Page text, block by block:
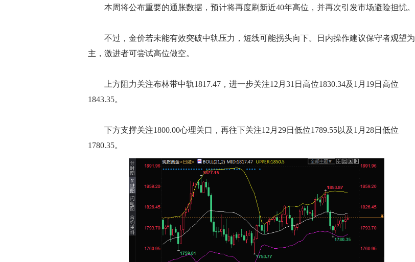
本周将公布重要的通胀数据，预计将再度刷新近40年高位，并再次引发市场避险担忧。
不过，金价若未能有效突破中轨压力，短线可能拐头向下。日内操作建议保守者观望为
主，激进者可尝试高位做空。
上方阻力关注布林带中轨1817.47，进一步关注12月31日高位1830.34及1月19日高位
1843.35。
下方支撑关注1800.00心理关口，再往下关注12月29日低位1789.55以及1月28日低位
1780.35。